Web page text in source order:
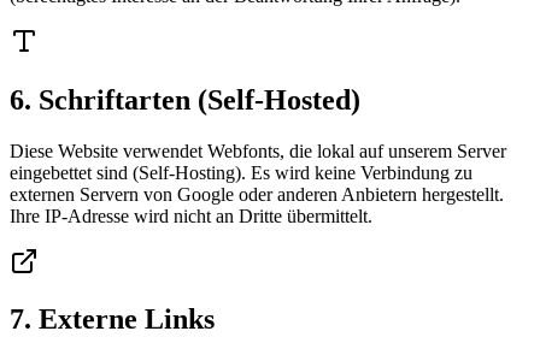
6. Schriftarten (Self-Hosted)
Diese Website verwendet Webfonts, die lokal auf unserem Server
eingebettet sind (Self-Hosting). Es wird keine Verbindung zu
externen Servern von Google oder anderen Anbietern hergestellt.
Ihre IP-Adresse wird nicht an Dritte übermittelt.
7. Externe Links